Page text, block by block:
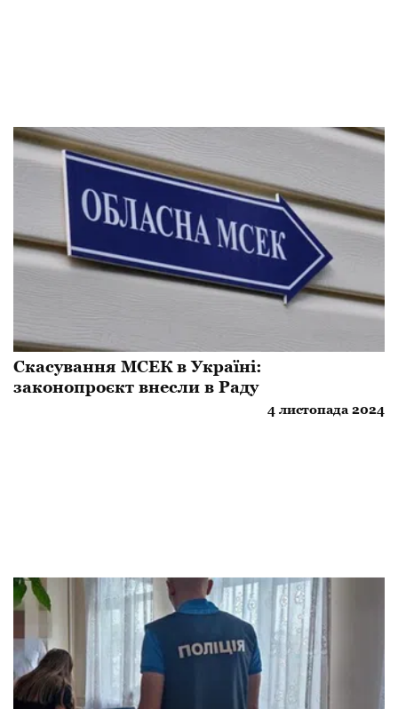
Скасування МСЕК в Україні:
законопроєкт внесли в Раду
4 листопада 2024